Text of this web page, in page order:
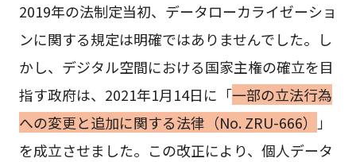
2019年の法制定当初、データローカライゼーショ
ンに関する規定は明確ではありませんでした。し
かし、デジタル空間における国家主権の確立を目
指す政府は、2021年1月14日に「一部の立法行為
への変更と追加に関する法律（No. ZRU-666） 」
を成立させました。この改正により、個人データ